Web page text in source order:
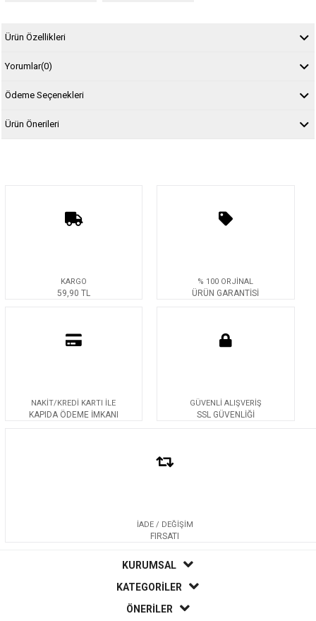
Ürün Özellikleri
Yorumlar(0)
Ödeme Seçenekleri
Ürün Önerileri
KARGO
59,90 TL
% 100 ORJİNAL
ÜRÜN GARANTİSİ
NAKİT/KREDİ KARTI İLE
KAPIDA ÖDEME İMKANI
GÜVENLİ ALIŞVERİŞ
SSL GÜVENLİĞİ
İADE / DEĞİŞİM
FIRSATI
KURUMSAL
KATEGORİLER
ÖNERİLER